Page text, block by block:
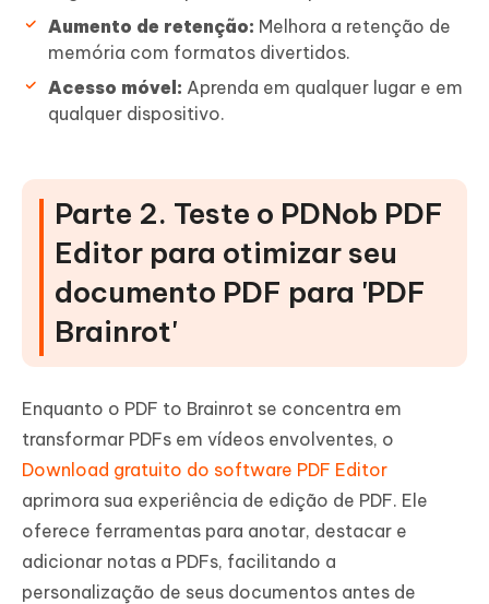
Aumento de retenção: Melhora a retenção de
memória com formatos divertidos.
Acesso móvel: Aprenda em qualquer lugar e em
qualquer dispositivo.
Parte 2. Teste o PDNob PDF
Editor para otimizar seu
documento PDF para 'PDF
Brainrot'
Enquanto o PDF to Brainrot se concentra em
transformar PDFs em vídeos envolventes, o
Download gratuito do software PDF Editor
aprimora sua experiência de edição de PDF. Ele
oferece ferramentas para anotar, destacar e
adicionar notas a PDFs, facilitando a
personalização de seus documentos antes de